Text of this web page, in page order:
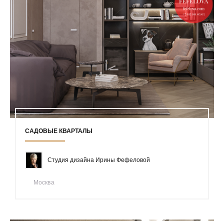
САДОВЫЕ КВАРТАЛЫ
Студия дизайна Ирины Фефеловой
Москва